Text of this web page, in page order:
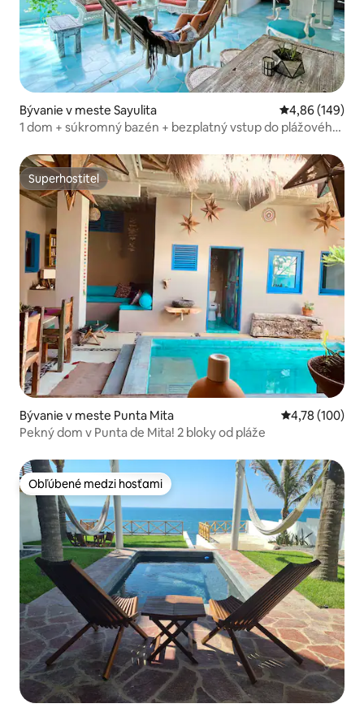
Bývanie v meste Sayulita Priemerné
4,86 (149)
1 dom + súkromný bazén + bezplatný vstup do plážového
Superhostiteľ
Superhostiteľ
Bývanie v meste Punta Mita Priemerné
4,78 (100)
Pekný dom v Punta de Mita! 2 bloky od pláže
Obľúbené medzi hosťami
Obľúbené medzi hosťami